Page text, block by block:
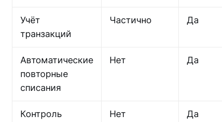
Учёт
транзакций
Частично Да
Автоматические
повторные
списания
Нет Да
Контроль
Нет Да